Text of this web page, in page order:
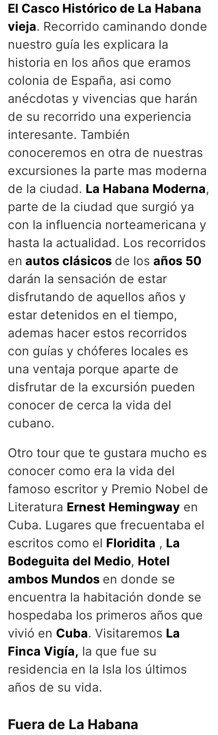
El Casco Histórico de La Habana
vieja. Recorrido caminando donde
nuestro guía les explicara la
historia en los años que eramos
colonia de España, asi como
anécdotas y vivencias que harán
de su recorrido una experiencia
interesante. También
conoceremos en otra de nuestras
excursiones la parte mas moderna
de la ciudad. La Habana Moderna,
parte de la ciudad que surgió ya
con la influencia norteamericana y
hasta la actualidad. Los recorridos
en autos clásicos de los años 50
darán la sensación de estar
disfrutando de aquellos años y
estar detenidos en el tiempo,
ademas hacer estos recorridos
con guías y chóferes locales es
una ventaja porque aparte de
disfrutar de la excursión pueden
conocer de cerca la vida del
cubano.
Otro tour que te gustara mucho es
conocer como era la vida del
famoso escritor y Premio Nobel de
Literatura Ernest Hemingway en
Cuba. Lugares que frecuentaba el
escritos como el Floridita , La
Bodeguita del Medio, Hotel
ambos Mundos en donde se
encuentra la habitación donde se
hospedaba los primeros años que
vivió en Cuba. Visitaremos La
Finca Vigía, la que fue su
residencia en la Isla los últimos
años de su vida.
Fuera de La Habana